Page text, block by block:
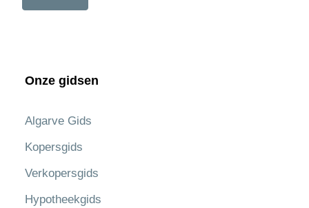
Onze gidsen
Algarve Gids
Kopersgids
Verkopersgids
Hypotheekgids